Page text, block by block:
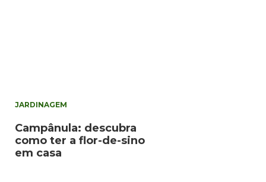
JARDINAGEM
Campânula: descubra
como ter a flor-de-sino
em casa